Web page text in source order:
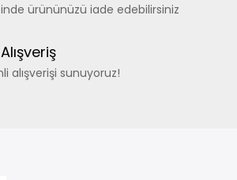
ürününüzü iade edebilirsiniz
alışverişi sunuyoruz!